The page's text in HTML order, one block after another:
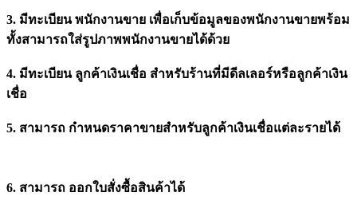
3. มีทะเบียน พนักงานขาย เพื่อเก็บข้อมูลของพนักงานขายพร้อม
ทั้งสามารถใส่รูปภาพพนักงานขายได้ด้วย
4. มีทะเบียน ลูกค้าเงินเชื่อ สำหรับร้านที่มีดีลเลอร์หรือลูกค้าเงิน
เชื่อ
5. สามารถ กำหนดราคาขายสำหรับลูกค้าเงินเชื่อแต่ละรายได้
6. สามารถ ออกใบสั่งซื้อสินค้าได้